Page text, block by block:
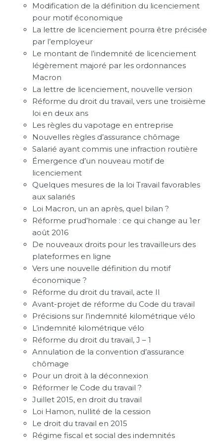
Modification de la définition du licenciement
pour motif économique
La lettre de licenciement pourra être précisée
par l’employeur
Le montant de l’indemnité de licenciement
légèrement majoré par les ordonnances
Macron
La lettre de licenciement, nouvelle version
Réforme du droit du travail, vers une troisième
loi en deux ans
Les règles du vapotage en entreprise
Nouvelles règles d’assurance chômage
Salarié ayant commis une infraction routière
Émergence d’un nouveau motif de
licenciement
Quelques mesures de la loi Travail favorables
aux salariés
Loi Macron, un an après, quel bilan ?
Réforme prud’homale : ce qui change au 1er
août 2016
De nouveaux droits pour les travailleurs des
plateformes en ligne
Vers une nouvelle définition du motif
économique ?
Réforme du droit du travail, acte II
Avant-projet de réforme du Code du travail
Précisions sur l’indemnité kilométrique vélo
L’indemnité kilométrique vélo
Réforme du droit du travail, J – 1
Annulation de la convention d’assurance
chômage
Pour un droit à la déconnexion
Réformer le Code du travail ?
Juillet 2015, en droit du travail
Loi Hamon, nullité de la cession
Le droit du travail en 2015
Régime fiscal et social des indemnités